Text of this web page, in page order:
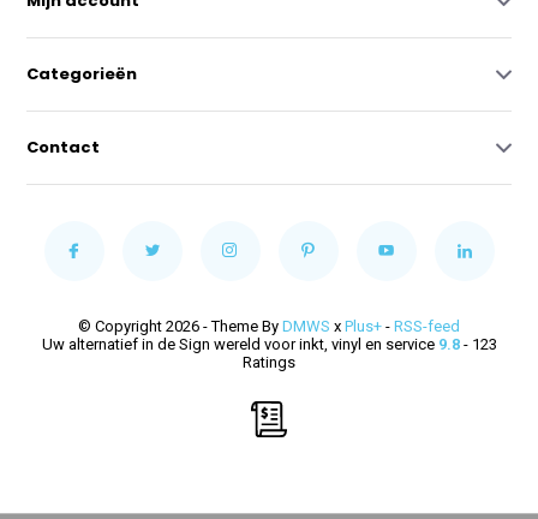
Categorieën
Contact
© Copyright 2026 - Theme By DMWS x Plus+ - RSS-feed
Uw alternatief in de Sign wereld voor inkt, vinyl en service 9.8- 123
Ratings